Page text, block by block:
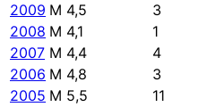
2009 M 4,5
3
2008 M 4,1
1
2007 M 4,4
4
2006 M 4,8
3
2005 M 5,5
11